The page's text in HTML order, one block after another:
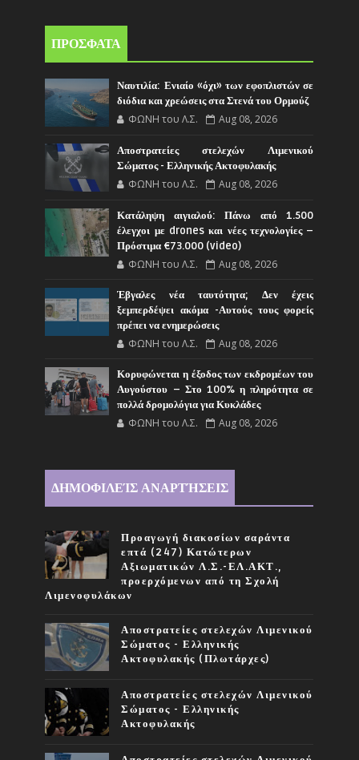
ΠΡΟΣΦΑΤΑ
Ναυτιλία: Ενιαίο «όχι» των εφοπλιστών σε
διόδια και χρεώσεις στα Στενά του Ορμούζ
ΦΩΝΗ του Λ.Σ. Aug 08, 2026
Αποστρατείες στελεχών Λιμενικού
Σώματος - Ελληνικής Ακτοφυλακής
ΦΩΝΗ του Λ.Σ. Aug 08, 2026
Κατάληψη αιγιαλού: Πάνω από 1.500
έλεγχοι με drones και νέες τεχνολογίες –
Πρόστιμα €73.000 (video)
ΦΩΝΗ του Λ.Σ. Aug 08, 2026
Έβγαλες νέα ταυτότητα; Δεν έχεις
ξεμπερδέψει ακόμα -Αυτούς τους φορείς
πρέπει να ενημερώσεις
ΦΩΝΗ του Λ.Σ. Aug 08, 2026
Κορυφώνεται η έξοδος των εκδρομέων του
Αυγούστου – Στο 100% η πληρότητα σε
πολλά δρομολόγια για Κυκλάδες
ΦΩΝΗ του Λ.Σ. Aug 08, 2026
ΔΗΜΟΦΙΛΕΊΣ ΑΝΑΡΤΉΣΕΙΣ
Προαγωγή διακοσίων σαράντα
επτά (247) Κατώτερων
Αξιωματικών Λ.Σ.-ΕΛ.ΑΚΤ.,
προερχόμενων από τη Σχολή
Λιμενοφυλάκων
Αποστρατείες στελεχών Λιμενικού
Σώματος - Ελληνικής
Ακτοφυλακής (Πλωτάρχες)
Αποστρατείες στελεχών Λιμενικού
Σώματος - Ελληνικής
Ακτοφυλακής